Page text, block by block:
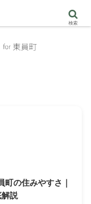
の住みやすさ｜
説
検索